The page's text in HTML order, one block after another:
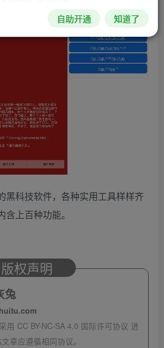
黑科技软件，各种实用工具样样齐
上百种功能。
版权声明
兔
用 CC BY-NC-SA 4.0 国际许可协议 进
章应遵循相同协议。
自助开通 知道了